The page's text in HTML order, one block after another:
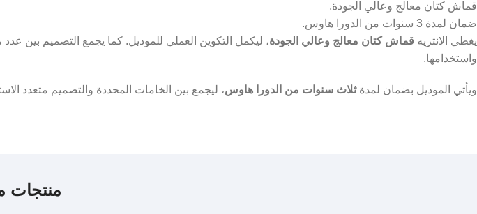
قماش كتان معالج وعالي الجودة.
ضمان لمدة 3 سنوات من الدورا هاوس.
يغطي الانتريه قماش كتان معالج وعالي الجودة، ليكمل التكوين العملي للموديل. كما يجمع التصميم بين
واستخدامها.
ويأتي الموديل بضمان لمدةثلاث سنوات من الدورا هاوس، ليجمع بين الخامات المحددة والتصميم متعدد
منتجات